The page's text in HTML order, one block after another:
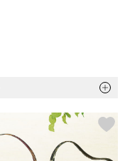
ポロシャツ